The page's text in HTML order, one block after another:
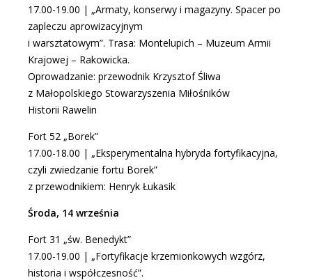
17.00-19.00 | „Armaty, konserwy i magazyny. Spacer po
zapleczu aprowizacyjnym
i warsztatowym”. Trasa: Montelupich – Muzeum Armii
Krajowej – Rakowicka.
Oprowadzanie: przewodnik Krzysztof Śliwa
z Małopolskiego Stowarzyszenia Miłośników
Historii Rawelin
Fort 52 „Borek”
17.00-18.00 | „Eksperymentalna hybryda fortyfikacyjna,
czyli zwiedzanie fortu Borek”
z przewodnikiem: Henryk Łukasik
Środa, 14 września
Fort 31 „św. Benedykt”
17.00-19.00 | „Fortyfikacje krzemionkowych wzgórz,
historia i współczesność”.